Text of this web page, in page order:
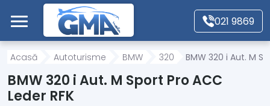
Mergi direct la conținutul principal
021 9869
Acasă
Autoturisme
Acasă Autoturisme BMW 320 BMW 320 i Aut. M
BMW 320 i Aut. M Sport Pro ACC
Leder RFK